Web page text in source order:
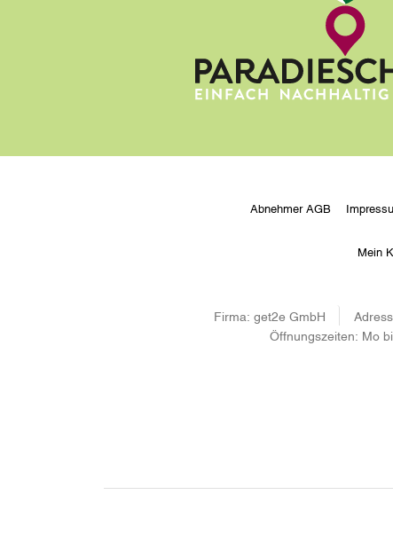
Abnehmer AGB
Mein
Firma: get2e GmbH
Öffnungszeiten: Mo